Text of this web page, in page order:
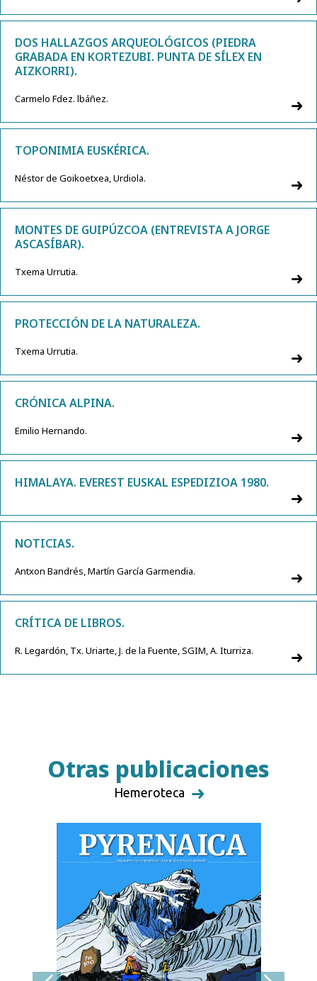
DOS HALLAZGOS ARQUEOLÓGICOS (PIEDRA
GRABADA EN KORTEZUBI. PUNTA DE SÍLEX EN
AIZKORRI).
Carmelo Fdez. lbáñez.
TOPONIMIA EUSKÉRICA.
Néstor de Goikoetxea, Urdiola.
MONTES DE GUIPÚZCOA (ENTREVISTA A JORGE
ASCASÍBAR).
Txema Urrutia.
PROTECCIÓN DE LA NATURALEZA.
Txema Urrutia.
CRÓNICA ALPINA.
Emilio Hernando.
HIMALAYA. EVEREST EUSKAL ESPEDIZIOA 1980.
NOTICIAS.
Antxon Bandrés, Martín García Garmendia.
CRÍTICA DE LIBROS.
R. Legardón, Tx. Uriarte, J. de la Fuente, SGIM, A. Iturriza.
Otras publicaciones
Hemeroteca